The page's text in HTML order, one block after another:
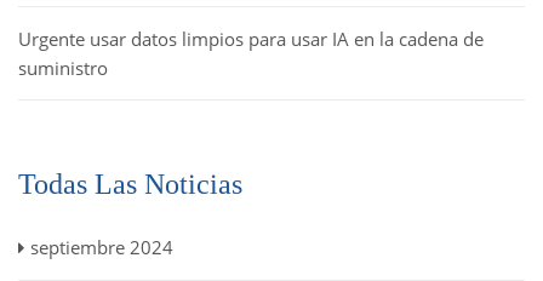
Urgente usar datos limpios para usar IA en la cadena de
suministro
Todas Las Noticias
septiembre 2024